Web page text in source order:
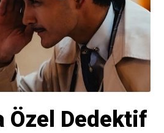
Özel Dedektif